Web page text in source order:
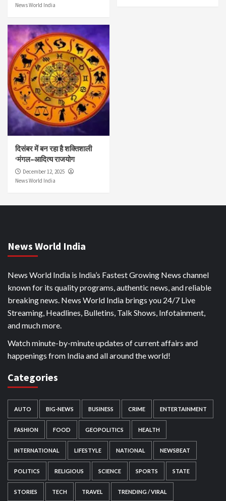
News World India
दिसंबर में बन रहा है शक्तिशाली
‘मंगल–आदित्य राजयोग
December 12, 2025
News World India
News World India
News World India is India’s Fastest Growing News channel
known for its quality programs, authentic news, and reliable
breaking news. News World India brings you 24/7 Live
Streaming, Headlines, Bulletins, Talk Shows, Infotainment,
and much more.
Watch minute-by-minute updates of current affairs and
happenings from India and all around the world!
Categories
AUTO BIG-NEWS BUSINESS CRIME ENTERTAINMENT
FASHION FOOD GEOPOLITICS HEALTH
INTERNATIONAL LIFESTYLE NATIONAL NEWSBEAT
POLITICS RELIGIOUS SCIENCE SPORTS STATE
STORIES TECH TRAVEL TRENDING / VIRAL